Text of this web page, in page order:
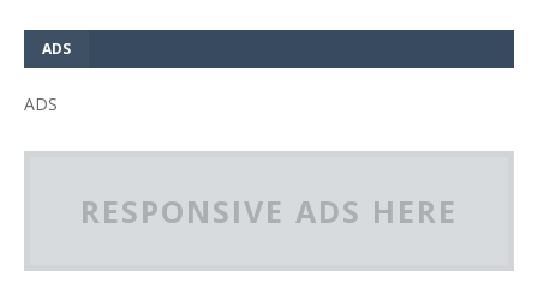
ADS
ADS
RESPONSIVE ADS HERE